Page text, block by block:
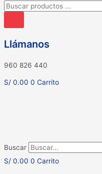
Búsqueda
productos
Llámanos
960 826 440
S/ 0.00 0 Carrito
Buscar
S/ 0.00 0 Carrito